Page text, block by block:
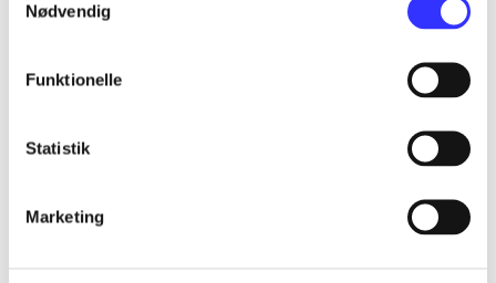
Nødvendig
Funktionelle
Statistik
Marketing